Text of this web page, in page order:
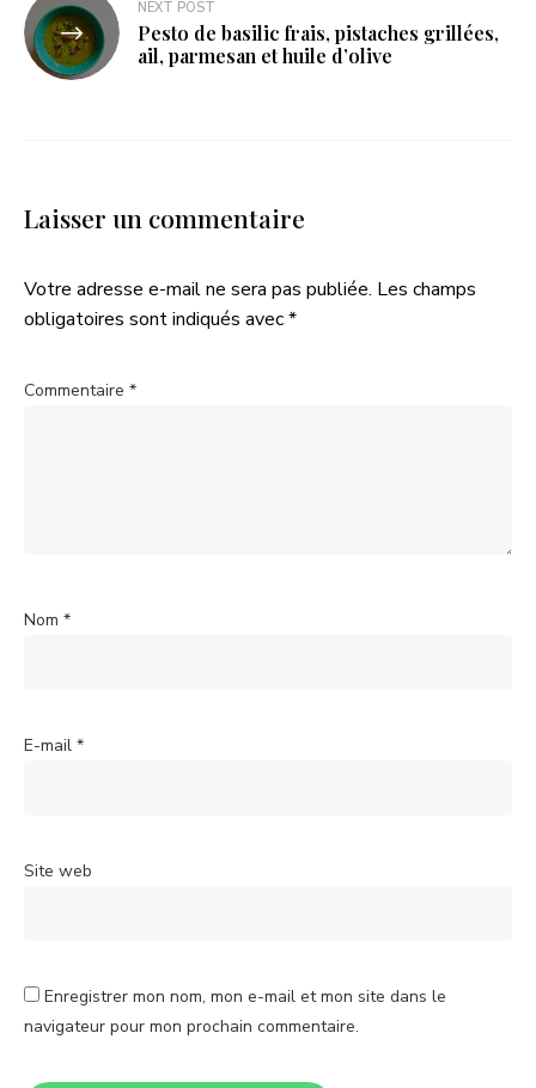
NEXT POST
Pesto de basilic frais, pistaches grillées,
ail, parmesan et huile d’olive
Laisser un commentaire
Votre adresse e-mail ne sera pas publiée. Les champs
obligatoires sont indiqués avec*
Commentaire *
Nom *
E-mail *
Site web
Enregistrer mon nom, mon e-mail et mon site dans le
navigateur pour mon prochain commentaire.